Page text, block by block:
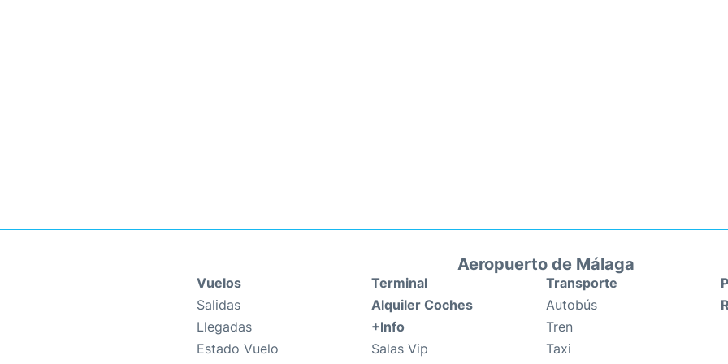
Aeropuerto de Málaga
Vuelos
Salidas
Llegadas
Estado Vuelo
Terminal
Alquiler Coches
+Info
Salas Vip
Transporte
Autobús
Tren
Taxi